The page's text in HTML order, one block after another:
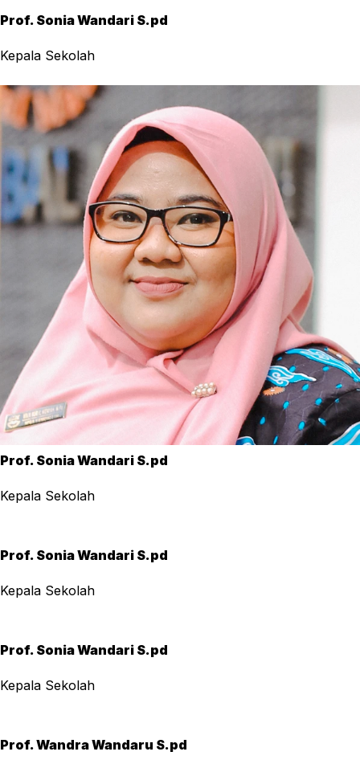
Prof. Sonia Wandari S.pd
Kepala Sekolah
Prof. Sonia Wandari S.pd
Kepala Sekolah
Prof. Sonia Wandari S.pd
Kepala Sekolah
Prof. Sonia Wandari S.pd
Kepala Sekolah
Prof. Wandra Wandaru S.pd